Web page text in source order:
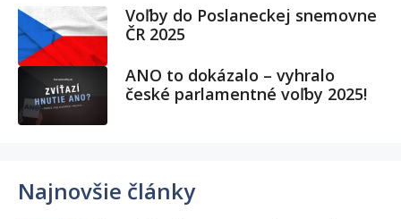
Voľby do Poslaneckej snemovne
ČR 2025
ANO to dokázalo – vyhralo
české parlamentné voľby 2025!
Najnovšie články